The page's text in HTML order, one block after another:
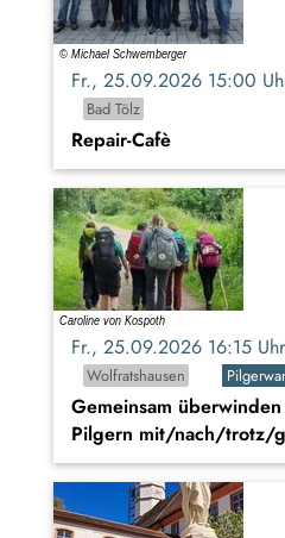
Fr., 25.09.2026 15:00
Bad Tölz
Repair-Cafè
Fr., 25.09.2026 16:15
Wolfratshausen
Gemeinsam
Pilgern mit/nach/trotz/